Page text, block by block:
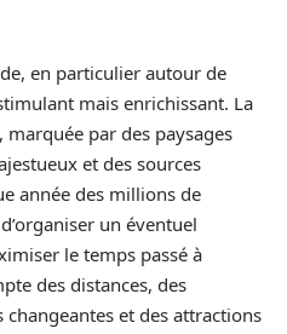
en particulier autour de
mais enrichissant. La
par des paysages
et des sources
année des millions de
un éventuel
le temps passé à
des distances, des
et des attractions